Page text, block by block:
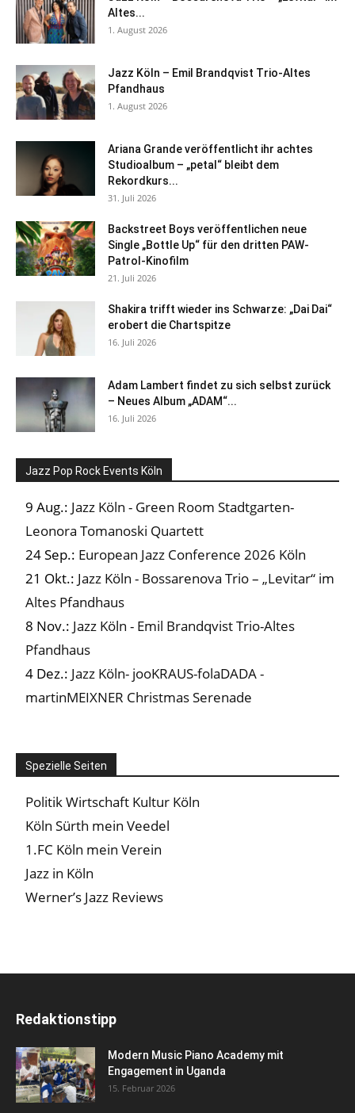
Altes...
1. August 2026
Jazz Köln – Emil Brandqvist Trio-Altes
Pfandhaus
1. August 2026
Ariana Grande veröffentlicht ihr achtes
Studioalbum – „petal“ bleibt dem
Rekordkurs...
31. Juli 2026
Backstreet Boys veröffentlichen neue
Single „Bottle Up“ für den dritten PAW-
Patrol-Kinofilm
21. Juli 2026
Shakira trifft wieder ins Schwarze: „Dai Dai“
erobert die Chartspitze
16. Juli 2026
Adam Lambert findet zu sich selbst zurück
– Neues Album „ADAM“...
16. Juli 2026
Jazz Pop Rock Events Köln
9 Aug.: Jazz Köln - Green Room Stadtgarten-
Leonora Tomanoski Quartett
24 Sep.: European Jazz Conference 2026 Köln
21 Okt.: Jazz Köln - Bossarenova Trio – „Levitar“ im
Altes Pfandhaus
8 Nov.: Jazz Köln - Emil Brandqvist Trio-Altes
Pfandhaus
4 Dez.: Jazz Köln- jooKRAUS-folaDADA -
martinMEIXNER Christmas Serenade
Spezielle Seiten
Politik Wirtschaft Kultur Köln
Köln Sürth mein Veedel
1.FC Köln mein Verein
Jazz in Köln
Werner’s Jazz Reviews
Redaktionstipp
Modern Music Piano Academy mit
Engagement in Uganda
15. Februar 2026